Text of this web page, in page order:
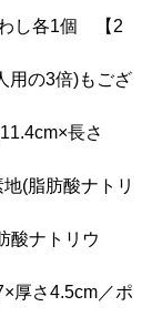
し各1個 【2
の3倍)もござ
長さ
脂肪酸ナトリ
ナトリウ
さ4.5cm／ポ